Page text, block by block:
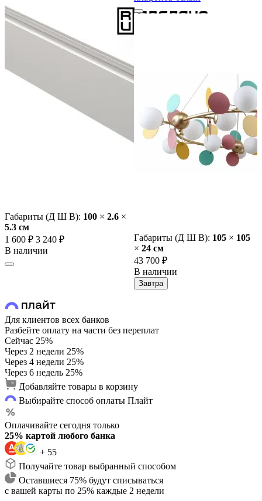
Габариты (Д Ш В): 100 × 2.6 ×
5.3 cм
1 600 ₽ 3 240 ₽
В наличии
Габариты (Д Ш В): 105 × 105
× 24 cм
43 700 ₽
В наличии
Завтра
Для клиентов всех банков
Разбейте оплату на части без переплат
Сейчас 25%
Через 2 недели 25%
Через 4 недели 25%
Через 6 недель 25%
Добавляйте товары в корзину
Выбирайте способ оплаты Плайт
Оплачивайте сегодня только
25% картой любого банка
+ 55
Получайте товар выбранный способом
Оставшиеся 75% будут списываться
с вашей карты по 25% каждые 2 недели